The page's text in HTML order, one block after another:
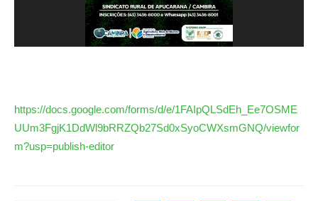
https://docs.google.com/forms/d/e/1FAIpQLSdEh_Ee7OSME
UUm3FgjK1DdWl9bRRZQb27Sd0xSyoCWXsmGNQ/viewfor
m?usp=publish-editor